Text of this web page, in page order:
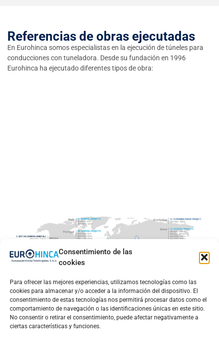
Consentimiento de las
cookies
Para ofrecer las mejores experiencias, utilizamos tecnologías como las
cookies para almacenar y/o acceder a la información del dispositivo. El
consentimiento de estas tecnologías nos permitirá procesar datos como el
comportamiento de navegación o las identificaciones únicas en este sitio.
No consentir o retirar el consentimiento, puede afectar negativamente a
ciertas características y funciones.
Referencias de obras ejecutadas
En Eurohinca somos especialistas en la ejecución de túneles para
conducciones con tuneladora. Desde su fundación en 1996
Eurohinca ha ejecutado diferentes tipos de obra: